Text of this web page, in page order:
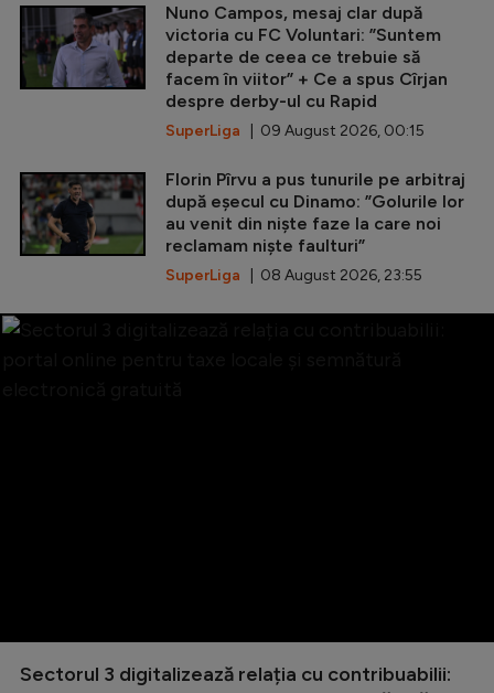
Nuno Campos, mesaj clar după
victoria cu FC Voluntari: ”Suntem
departe de ceea ce trebuie să
facem în viitor” + Ce a spus Cîrjan
despre derby-ul cu Rapid
SuperLiga | 09 August 2026, 00:15
Florin Pîrvu a pus tunurile pe arbitraj
după eșecul cu Dinamo: ”Golurile lor
au venit din niște faze la care noi
reclamam niște faulturi”
SuperLiga | 08 August 2026, 23:55
Sectorul 3 digitalizează relația cu contribuabilii: